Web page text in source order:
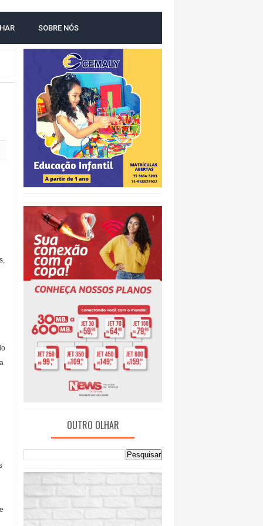
SOBRE NÓS
OUTRO OLHAR